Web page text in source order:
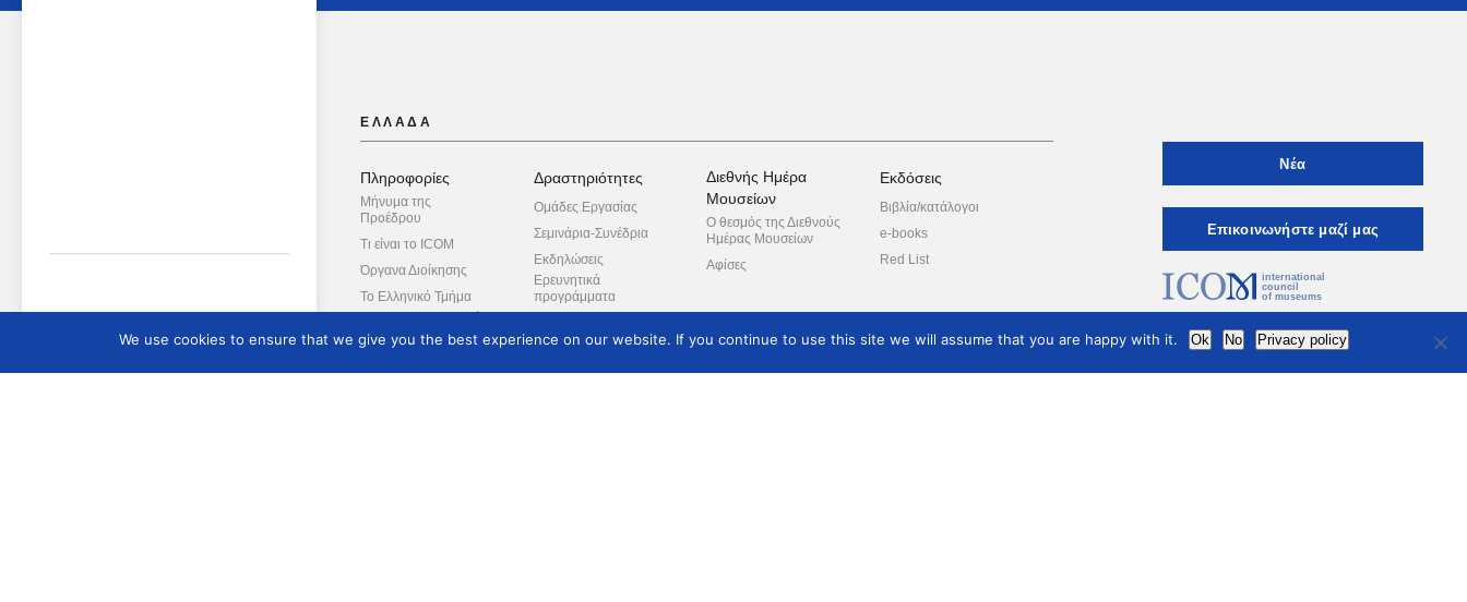
ΕΛΛΑΔΑ
Πληροφορίες
Μήνυμα της
Προέδρου
Τι είναι το ICOM
Όργανα Διοίκησης
Το Ελληνικό Τμήμα
Τμήματος
Δραστηριότητες
Ομάδες Εργασίας
Σεμινάρια-Συνέδρια
Εκδηλώσεις
Ερευνητικά
προγράμματα
Συνεργαζόμενοι
Διεθνής Ημέρα
Μουσείων
Ο θεσμός της Διεθνούς
Ημέρας Μουσείων
Αφίσες
Εκδόσεις
Βιβλία/κατάλογοι
e-books
Red List
Νέα
Eπικοινωνήστε μαζί μας
international
council
of museums
Terms of use Privacy Policy
We use cookies to ensure that we give you the best experience on our website. If you continue to use this site we will assume that you are happy with it. Ok No Privacy policy